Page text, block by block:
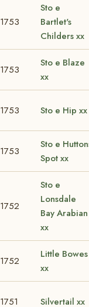
1753
Sto e
Bartlet's
Childers xx
1753
Sto e Blaze
xx
1753 Sto e Hip xx
1753
Sto e
Spot xx
1752
Sto e
Lonsdale
Bay Arabian
xx
1752
Little Bowes
xx
1751 Silvertail xx